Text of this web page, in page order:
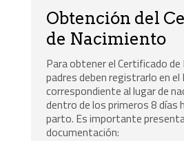
Obtención del
de Nacimiento
Para obtener el Certificado
padres deben registrarlo en el
correspondiente al lugar de
dentro de los primeros 8 días
parto. Es importante
documentación: